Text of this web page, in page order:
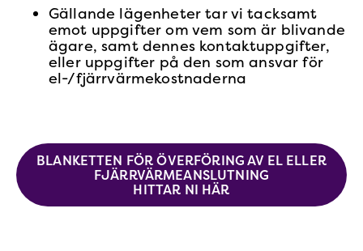
Gällande lägenheter tar vi tacksamt
emot uppgifter om vem som är blivande
ägare, samt dennes kontaktuppgifter,
eller uppgifter på den som ansvar för
el-/fjärrvärmekostnaderna
BLANKETTEN FÖR ÖVERFÖRING AV EL ELLER
FJÄRRVÄRMEANSLUTNING
HITTAR NI HÄR